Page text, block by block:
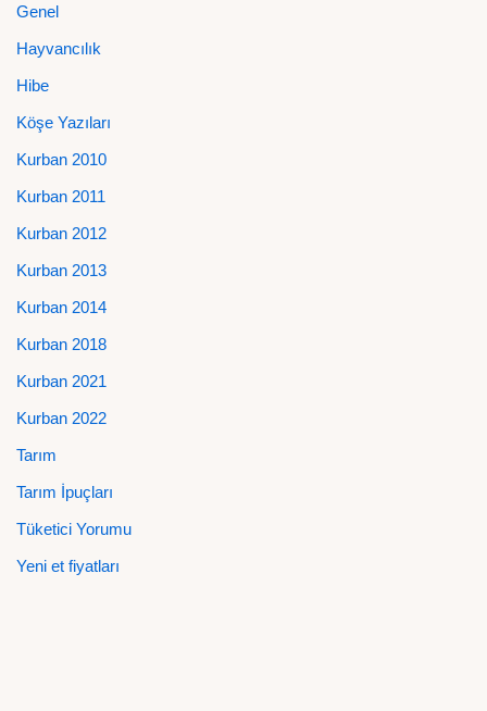
Genel
Hayvancılık
Hibe
Köşe Yazıları
Kurban 2010
Kurban 2011
Kurban 2012
Kurban 2013
Kurban 2014
Kurban 2018
Kurban 2021
Kurban 2022
Tarım
Tarım İpuçları
Tüketici Yorumu
Yeni et fiyatları